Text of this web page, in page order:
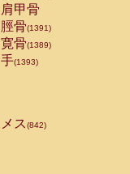
肩甲骨
脛骨(1391)
寛骨(1389)
手(1393)
メス(842)